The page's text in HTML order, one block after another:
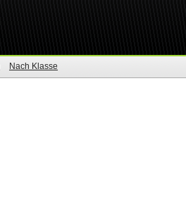
Nach Klasse